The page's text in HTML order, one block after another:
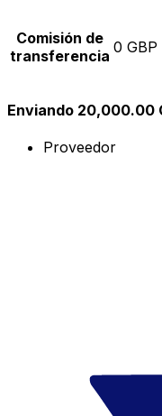
Comisión de
transferencia 0 GBP
Enviando 20,000.00
Proveedor